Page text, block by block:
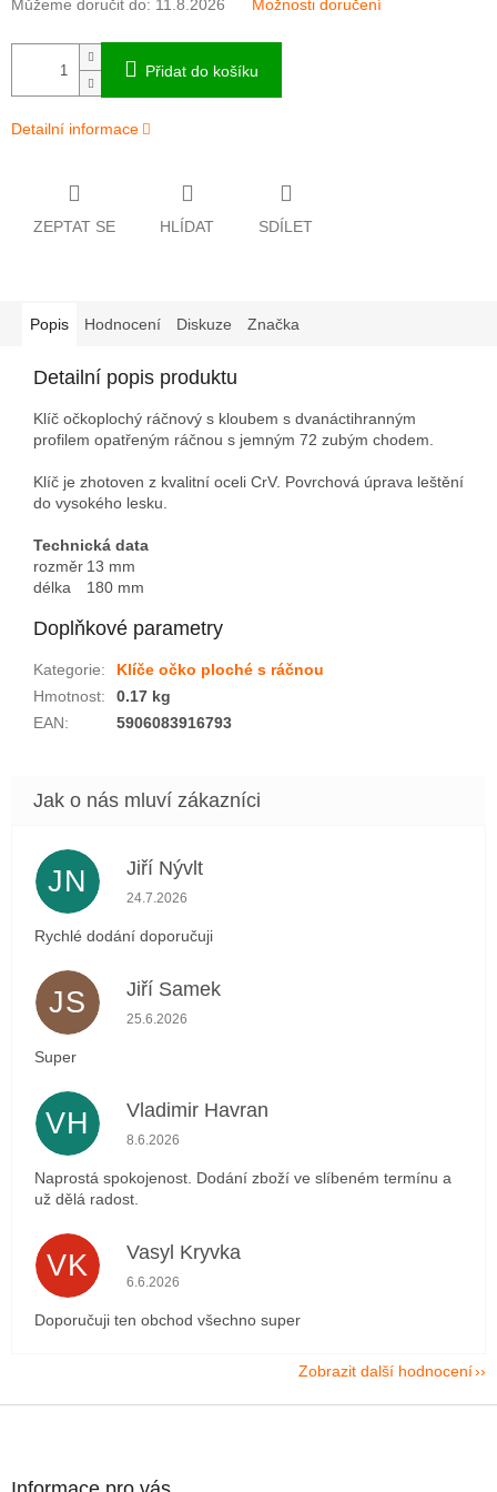
Můžeme doručit do: 11.8.2026 Možnosti doručení
Přidat do košíku
Detailní informace
ZEPTAT SE HLÍDAT SDÍLET
Popis Hodnocení Diskuze Značka
Detailní popis produktu
Klíč očkoplochý ráčnový s kloubem s dvanáctihranným
profilem opatřeným ráčnou s jemným 72 zubým chodem.
Klíč je zhotoven z kvalitní oceli CrV. Povrchová úprava leštění
do vysokého lesku.
Technická data
rozměr 13 mm
délka
180 mm
Doplňkové parametry
Kategorie:
Klíče očko ploché s ráčnou
Hmotnost:
0.17 kg
EAN: 5906083916793
JN Jiří Nývlt
Hodnocení obchodu je 5 z 5 hvězdiček.
24.7.2026
Rychlé dodání doporučuji
JS Jiří Samek
Hodnocení obchodu je 5 z 5 hvězdiček.
25.6.2026
Super
VH Vladimir Havran
Hodnocení obchodu je 5 z 5 hvězdiček.
8.6.2026
Naprostá spokojenost. Dodání zboží ve slíbeném termínu a
už dělá radost.
VK Vasyl Kryvka
Hodnocení obchodu je 5 z 5 hvězdiček.
6.6.2026
Doporučuji ten obchod všechno super
Zobrazit další hodnocení